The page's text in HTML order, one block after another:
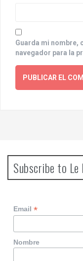
Guarda mi nombre,
navegador para la
Subscribe to
Email*
Nombre